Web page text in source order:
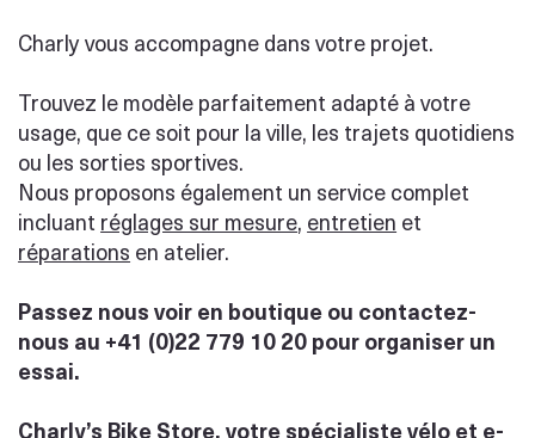
Charly vous accompagne dans votre projet.
Trouvez le modèle parfaitement adapté à votre
usage, que ce soit pour la ville, les trajets quotidiens
ou les sorties sportives.
Nous proposons également un service complet
incluant réglages sur mesure, entretien et
réparations en atelier.
Passez nous voir en boutique ou contactez-
nous au +41 (0)22 779 10 20 pour organiser un
essai.
Charly’s Bike Store, votre spécialiste vélo et e-